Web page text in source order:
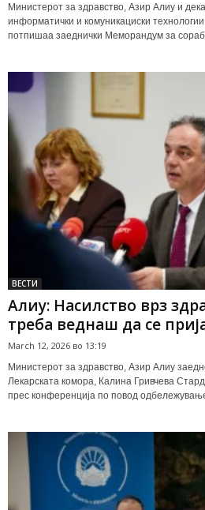
Министерот за здравство, Азир Алиу и
информатички и комуникациски
потпишаа заеднички Меморандум за
ВЕСТИ
Алиу: Насилство врз
треба веднаш да се
March 12, 2026 во 13:19
Министерот за здравство, Азир Алиу
Лекарската комора, Калина Гривчева
прес конференција по повод